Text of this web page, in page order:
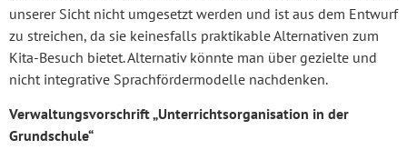
unserer Sicht nicht umgesetzt werden und ist aus dem Entwurf
zu streichen, da sie keinesfalls praktikable Alternativen zum
Kita-Besuch bietet. Alternativ könnte man über gezielte und
nicht integrative Sprachfördermodelle nachdenken.
Verwaltungsvorschrift„Unterrichtsorganisation in der
Grundschule“